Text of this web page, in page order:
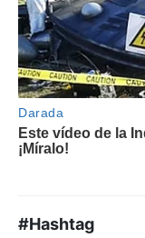
#Hashtag